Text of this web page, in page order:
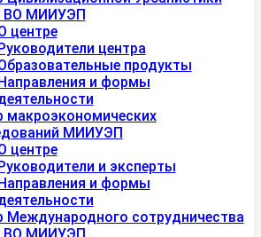
ВО МИИУЭП
центре
центра
продукты
и формы
макроэкономических
МИИУЭП
центре
и эксперты
и формы
Международного сотрудничества